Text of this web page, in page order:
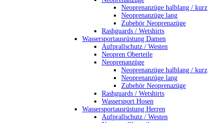
Neoprenanzüge halblang / kurz
Neoprenanzüge lang
Zubehör Neoprenazüge
Rashguards / Wetshirts
Wassersportausrüstung Damen
Aufprallschutz / Westen
Neopren Oberteile
Neoprenanzüge
Neoprenanzüge halblang / kurz
Neoprenanzüge lang
Zubehör Neoprenazüge
Rashguards / Wetshirts
Wassersport Hosen
Wassersportausrüstung Herren
Aufprallschutz / Westen